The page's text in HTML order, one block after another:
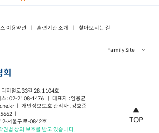
이용약관 훈련기관 소개 찾아오시는 길
지털로33길 28, 1104호
: 02-2108-1476 ㅣ 대표자 : 임용균
ㅣ 개인정보보호 관리자 : 강호준
ㅣ
서울구로-0842호
권법 상의 보호를 받고 있습니다.
TOP
Family Site